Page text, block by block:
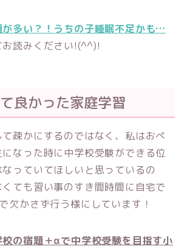
多い？！うちの子睡眠不足かも…
読みください!(^^)!
良かった家庭学習
疎かにするのではなく、私はおぺ
なった時に中学校受験ができる位
っていてほしいと思っているの
ても習い事のすき間時間に自宅で
欠かさず行う様にしています！
校の宿題＋αで中学校受験を目指す小